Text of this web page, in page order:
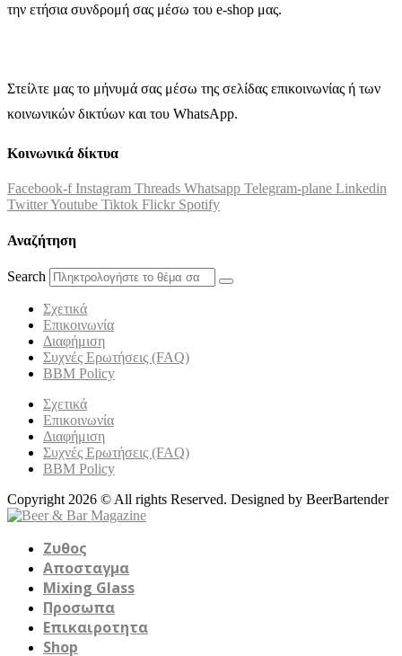
την ετήσια συνδρομή σας μέσω του e-shop μας.
Στείλτε μας το μήνυμά σας μέσω της σελίδας επικοινωνίας ή των
κοινωνικών δικτύων και του WhatsApp.
Κοινωνικά δίκτυα
Facebook-f Instagram Threads Whatsapp Telegram-plane Linkedin
TwitterYoutube Tiktok Flickr Spotify
Αναζήτηση
Search
Σχετικά
Επικοινωνία
Διαφήμιση
Συχνές Ερωτήσεις (FAQ)
BBM Policy
Σχετικά
Επικοινωνία
Διαφήμιση
Συχνές Ερωτήσεις (FAQ)
BBM Policy
Copyright 2026 © All rights Reserved. Designed by BeerBartender
Ζυθος
Αποσταγμα
Mixing Glass
Προσωπα
Επικαιροτητα
Shop